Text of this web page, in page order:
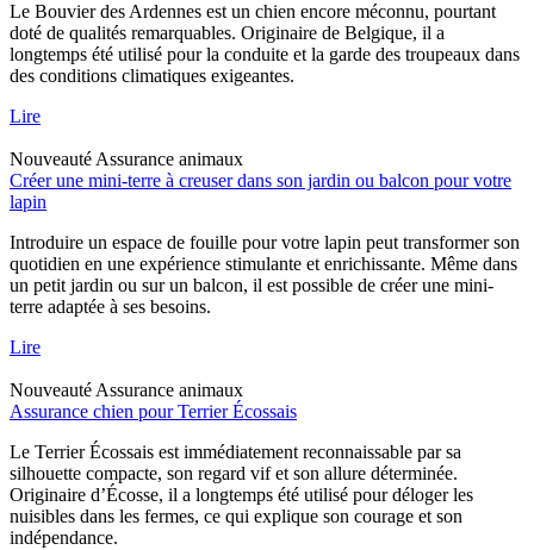
Le Bouvier des Ardennes est un chien encore méconnu, pourtant
doté de qualités remarquables. Originaire de Belgique, il a
longtemps été utilisé pour la conduite et la garde des troupeaux dans
des conditions climatiques exigeantes.
Lire
Nouveauté Assurance animaux
Créer une mini-terre à creuser dans son jardin ou balcon pour votre
lapin
Introduire un espace de fouille pour votre lapin peut transformer son
quotidien en une expérience stimulante et enrichissante. Même dans
un petit jardin ou sur un balcon, il est possible de créer une mini-
terre adaptée à ses besoins.
Lire
Nouveauté Assurance animaux
Assurance chien pour Terrier Écossais
Le Terrier Écossais est immédiatement reconnaissable par sa
silhouette compacte, son regard vif et son allure déterminée.
Originaire d’Écosse, il a longtemps été utilisé pour déloger les
nuisibles dans les fermes, ce qui explique son courage et son
indépendance.